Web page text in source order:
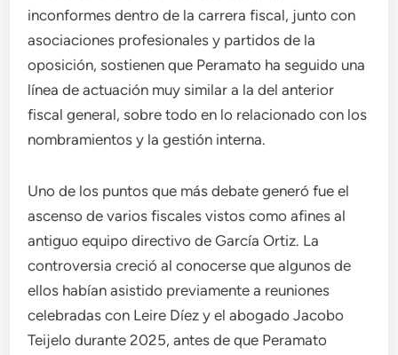
inconformes dentro de la carrera fiscal, junto con
asociaciones profesionales y partidos de la
oposición, sostienen que Peramato ha seguido una
línea de actuación muy similar a la del anterior
fiscal general, sobre todo en lo relacionado con los
nombramientos y la gestión interna.
Uno de los puntos que más debate generó fue el
ascenso de varios fiscales vistos como afines al
antiguo equipo directivo de García Ortiz. La
controversia creció al conocerse que algunos de
ellos habían asistido previamente a reuniones
celebradas con Leire Díez y el abogado Jacobo
Teijelo durante 2025, antes de que Peramato